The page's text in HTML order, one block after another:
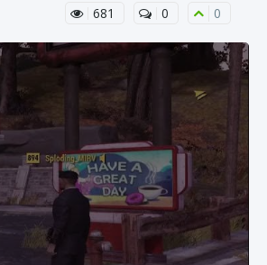
681 0 0